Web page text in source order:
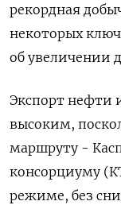
рекордная
некоторых
об увеличении
Экспорт нефти
высоким,
маршруту -
консорциуму
режиме, без